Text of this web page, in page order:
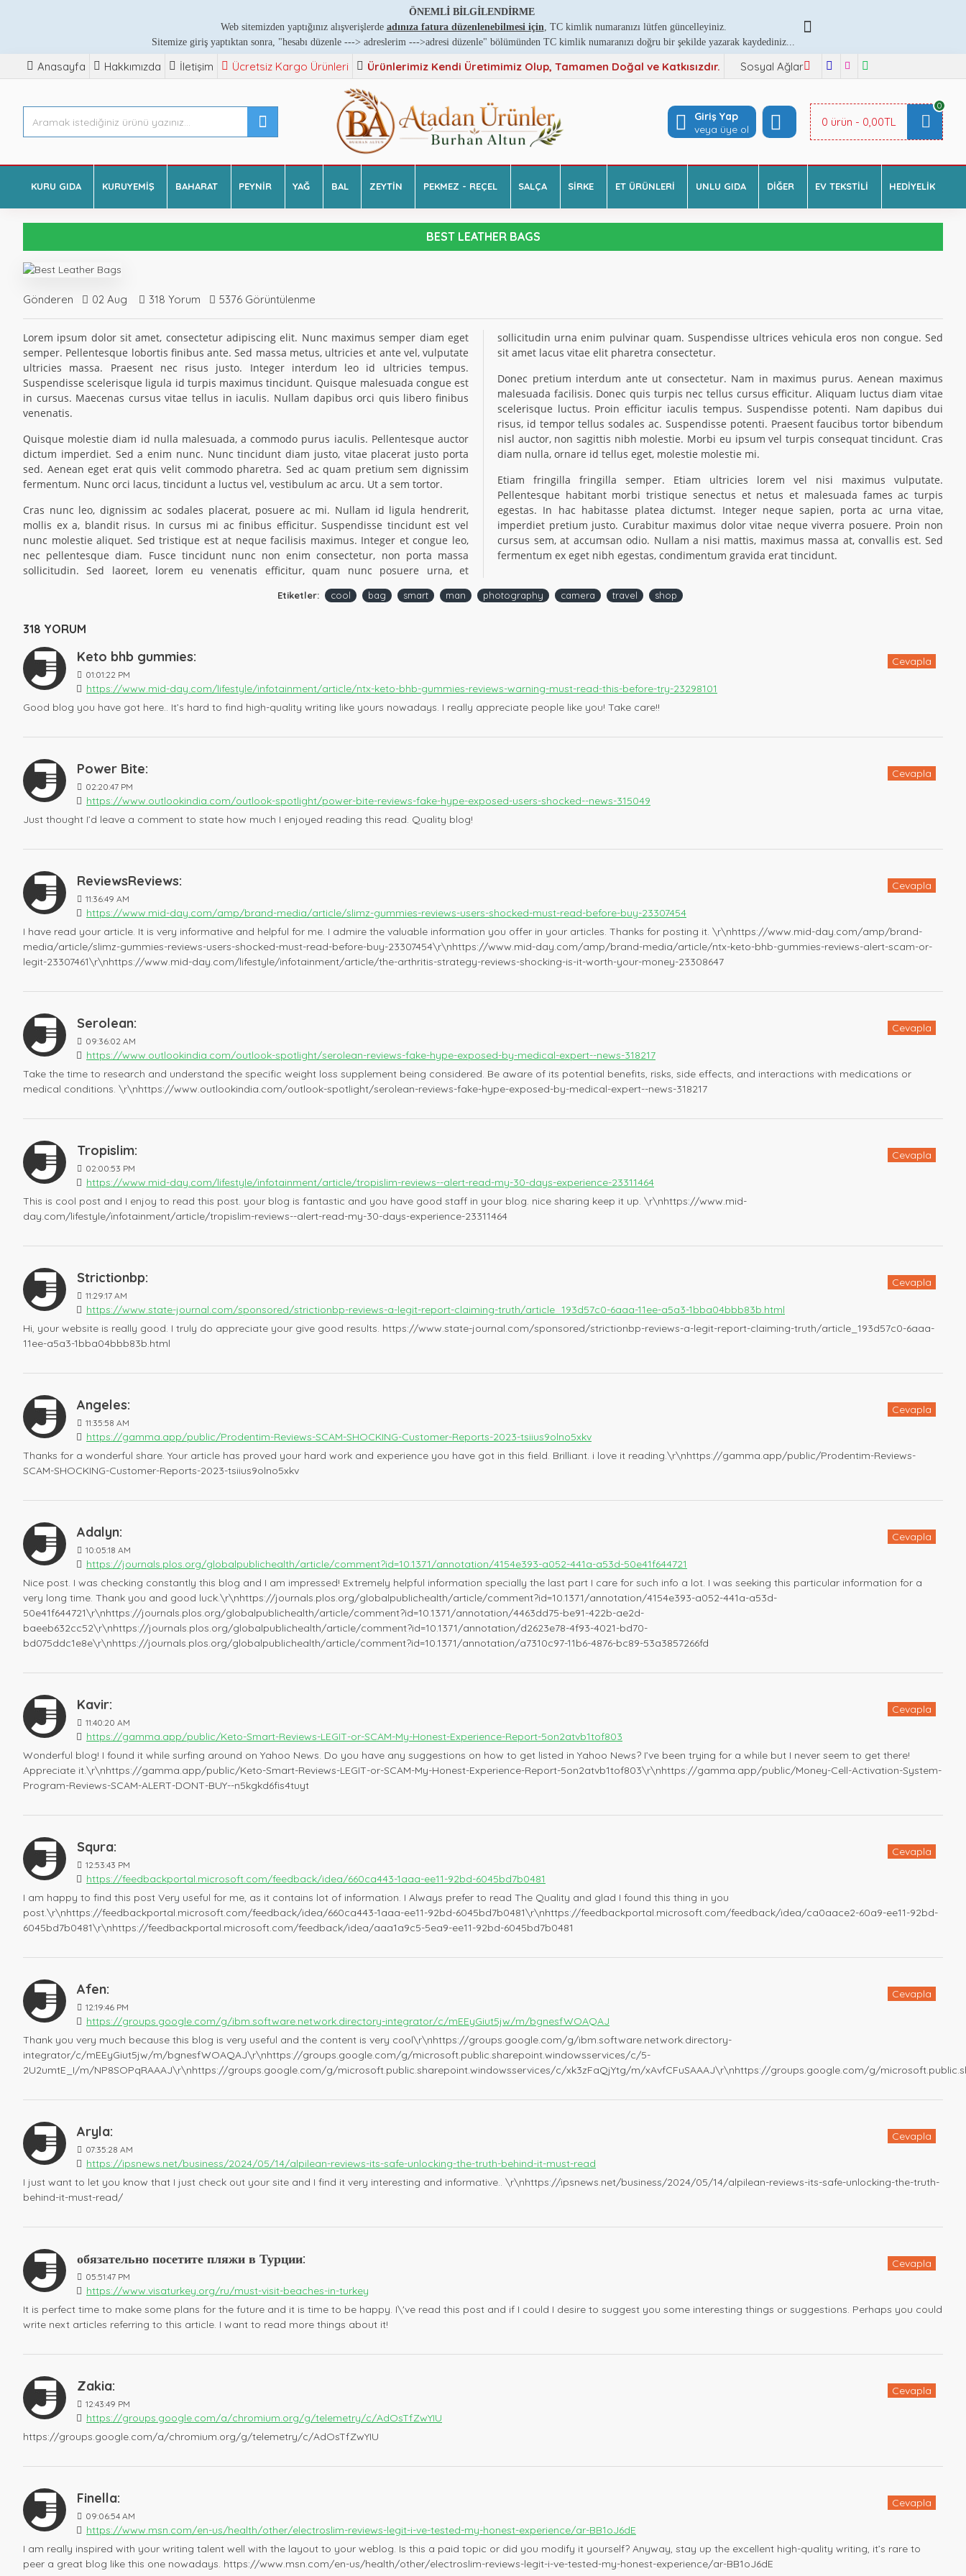
ÖNEMLİ BİLGİLENDİRME
Web sitemizden yaptığınız alışverişlerde adınıza fatura düzenlenebilmesi için, TC kimlik numaranızı lütfen güncelleyiniz.
Sitemize giriş yaptıktan sonra, "hesabı düzenle ---> adreslerim --->adresi düzenle" bölümünden TC kimlik numaranızı doğru bir şekilde yazarak kaydediniz...
Anasayfa Hakkımızda İletişim Ücretsiz Kargo Ürünleri Ürünlerimiz Kendi Üretimimiz Olup, Tamamen Doğal ve Katkısızdır. Sosyal Ağlar
Giriş Yap
veya üye ol
0 ürün - 0,00TL
0
KURU GIDA KURUYEMIŞ BAHARAT PEYNIR YAĞ BAL ZEYTIN PEKMEZ - REÇEL SALÇA SIRKE ET ÜRÜNLERI UNLU GIDA DIĞER EV TEKSTILI HEDIYELIK
BEST LEATHER BAGS
Gönderen 02 Aug 318 Yorum 5376 Görüntülenme
Lorem ipsum dolor sit amet, consectetur adipiscing elit. Nunc maximus semper diam eget
semper. Pellentesque lobortis finibus ante. Sed massa metus, ultricies et ante vel, vulputate
ultricies massa. Praesent nec risus justo. Integer interdum leo id ultricies tempus.
Suspendisse scelerisque ligula id turpis maximus tincidunt. Quisque malesuada congue est
in cursus. Maecenas cursus vitae tellus in iaculis. Nullam dapibus orci quis libero finibus
venenatis.
Quisque molestie diam id nulla malesuada, a commodo purus iaculis. Pellentesque auctor
dictum imperdiet. Sed a enim nunc. Nunc tincidunt diam justo, vitae placerat justo porta
sed. Aenean eget erat quis velit commodo pharetra. Sed ac quam pretium sem dignissim
fermentum. Nunc orci lacus, tincidunt a luctus vel, vestibulum ac arcu. Ut a sem tortor.
Cras nunc leo, dignissim ac sodales placerat, posuere ac mi. Nullam id ligula hendrerit,
mollis ex a, blandit risus. In cursus mi ac finibus efficitur. Suspendisse tincidunt est vel
nunc molestie aliquet. Sed tristique est at neque facilisis maximus. Integer et congue leo,
nec pellentesque diam. Fusce tincidunt nunc non enim consectetur, non porta massa
sollicitudin. Sed laoreet, lorem eu venenatis efficitur, quam nunc posuere urna, et
sollicitudin urna enim pulvinar quam. Suspendisse ultrices vehicula eros non congue. Sed
sit amet lacus vitae elit pharetra consectetur.
Donec pretium interdum ante ut consectetur. Nam in maximus purus. Aenean maximus
malesuada facilisis. Donec quis turpis nec tellus cursus efficitur. Aliquam luctus diam vitae
scelerisque luctus. Proin efficitur iaculis tempus. Suspendisse potenti. Nam dapibus dui
risus, id tempor tellus sodales ac. Suspendisse potenti. Praesent faucibus tortor bibendum
nisl auctor, non sagittis nibh molestie. Morbi eu ipsum vel turpis consequat tincidunt. Cras
diam nulla, ornare id tellus eget, molestie molestie mi.
Etiam fringilla fringilla semper. Etiam ultricies lorem vel nisi maximus vulputate.
Pellentesque habitant morbi tristique senectus et netus et malesuada fames ac turpis
egestas. In hac habitasse platea dictumst. Integer neque sapien, porta ac urna vitae,
imperdiet pretium justo. Curabitur maximus dolor vitae neque viverra posuere. Proin non
cursus sem, at accumsan odio. Nullam a nisi mattis, maximus massa at, convallis est. Sed
fermentum ex eget nibh egestas, condimentum gravida erat tincidunt.
Etiketler: cool bag smart man photography camera travel shop
318 YORUM
Keto bhb gummies:
01:01:22 PM
https://www.mid-day.com/lifestyle/infotainment/article/ntx-keto-bhb-gummies-reviews-warning-must-read-this-before-try-23298101
Cevapla
Good blog you have got here.. It’s hard to find high-quality writing like yours nowadays. I really appreciate people like you! Take care!!
Power Bite:
02:20:47 PM
https://www.outlookindia.com/outlook-spotlight/power-bite-reviews-fake-hype-exposed-users-shocked--news-315049
Cevapla
Just thought I’d leave a comment to state how much I enjoyed reading this read. Quality blog!
ReviewsReviews:
11:36:49 AM
https://www.mid-day.com/amp/brand-media/article/slimz-gummies-reviews-users-shocked-must-read-before-buy-23307454
Cevapla
I have read your article. It is very informative and helpful for me. I admire the valuable information you offer in your articles. Thanks for posting it. \r\nhttps://www.mid-day.com/amp/brand-
media/article/slimz-gummies-reviews-users-shocked-must-read-before-buy-23307454\r\nhttps://www.mid-day.com/amp/brand-media/article/ntx-keto-bhb-gummies-reviews-alert-scam-or-
legit-23307461\r\nhttps://www.mid-day.com/lifestyle/infotainment/article/the-arthritis-strategy-reviews-shocking-is-it-worth-your-money-23308647
Serolean:
09:36:02 AM
https://www.outlookindia.com/outlook-spotlight/serolean-reviews-fake-hype-exposed-by-medical-expert--news-318217
Cevapla
Take the time to research and understand the specific weight loss supplement being considered. Be aware of its potential benefits, risks, side effects, and interactions with medications or
medical conditions. \r\nhttps://www.outlookindia.com/outlook-spotlight/serolean-reviews-fake-hype-exposed-by-medical-expert--news-318217
Tropislim:
02:00:53 PM
https://www.mid-day.com/lifestyle/infotainment/article/tropislim-reviews--alert-read-my-30-days-experience-23311464
Cevapla
This is cool post and I enjoy to read this post. your blog is fantastic and you have good staff in your blog. nice sharing keep it up. \r\nhttps://www.mid-
day.com/lifestyle/infotainment/article/tropislim-reviews--alert-read-my-30-days-experience-23311464
Strictionbp:
11:29:17 AM
https://www.state-journal.com/sponsored/strictionbp-reviews-a-legit-report-claiming-truth/article_193d57c0-6aaa-11ee-a5a3-1bba04bbb83b.html
Cevapla
Hi, your website is really good. I truly do appreciate your give good results. https://www.state-journal.com/sponsored/strictionbp-reviews-a-legit-report-claiming-truth/article_193d57c0-6aaa-
11ee-a5a3-1bba04bbb83b.html
Angeles:
11:35:58 AM
https://gamma.app/public/Prodentim-Reviews-SCAM-SHOCKING-Customer-Reports-2023-tsiius9olno5xkv
Cevapla
Thanks for a wonderful share. Your article has proved your hard work and experience you have got in this field. Brilliant. i love it reading.\r\nhttps://gamma.app/public/Prodentim-Reviews-
SCAM-SHOCKING-Customer-Reports-2023-tsiius9olno5xkv
Adalyn:
10:05:18 AM
https://journals.plos.org/globalpublichealth/article/comment?id=10.1371/annotation/4154e393-a052-441a-a53d-50e41f644721
Cevapla
Nice post. I was checking constantly this blog and I am impressed! Extremely helpful information specially the last part I care for such info a lot. I was seeking this particular information for a
very long time. Thank you and good luck.\r\nhttps://journals.plos.org/globalpublichealth/article/comment?id=10.1371/annotation/4154e393-a052-441a-a53d-
50e41f644721\r\nhttps://journals.plos.org/globalpublichealth/article/comment?id=10.1371/annotation/4463dd75-be91-422b-ae2d-
baeeb632cc52\r\nhttps://journals.plos.org/globalpublichealth/article/comment?id=10.1371/annotation/d2623e78-4f93-4021-bd70-
bd075ddc1e8e\r\nhttps://journals.plos.org/globalpublichealth/article/comment?id=10.1371/annotation/a7310c97-11b6-4876-bc89-53a3857266fd
Kavir:
11:40:20 AM
https://gamma.app/public/Keto-Smart-Reviews-LEGIT-or-SCAM-My-Honest-Experience-Report-5on2atvb1tof803
Cevapla
Wonderful blog! I found it while surfing around on Yahoo News. Do you have any suggestions on how to get listed in Yahoo News? I’ve been trying for a while but I never seem to get there!
Appreciate it.\r\nhttps://gamma.app/public/Keto-Smart-Reviews-LEGIT-or-SCAM-My-Honest-Experience-Report-5on2atvb1tof803\r\nhttps://gamma.app/public/Money-Cell-Activation-System-
Program-Reviews-SCAM-ALERT-DONT-BUY--n5kgkd6fis4tuyt
Squra:
12:53:43 PM
https://feedbackportal.microsoft.com/feedback/idea/660ca443-1aaa-ee11-92bd-6045bd7b0481
Cevapla
I am happy to find this post Very useful for me, as it contains lot of information. I Always prefer to read The Quality and glad I found this thing in you
post.\r\nhttps://feedbackportal.microsoft.com/feedback/idea/660ca443-1aaa-ee11-92bd-6045bd7b0481\r\nhttps://feedbackportal.microsoft.com/feedback/idea/ca0aace2-60a9-ee11-92bd-
6045bd7b0481\r\nhttps://feedbackportal.microsoft.com/feedback/idea/aaa1a9c5-5ea9-ee11-92bd-6045bd7b0481
Afen:
12:19:46 PM
https://groups.google.com/g/ibm.software.network.directory-integrator/c/mEEyGiut5jw/m/bgnesfWOAQAJ
Cevapla
Thank you very much because this blog is very useful and the content is very cool\r\nhttps://groups.google.com/g/ibm.software.network.directory-
integrator/c/mEEyGiut5jw/m/bgnesfWOAQAJ\r\nhttps://groups.google.com/g/microsoft.public.sharepoint.windowsservices/c/5-
2U2umtE_I/m/NP8SOPqRAAAJ\r\nhttps://groups.google.com/g/microsoft.public.sharepoint.windowsservices/c/xk3zFaQjYtg/m/xAvfCFuSAAAJ\r\nhttps://groups.google.com/g/
Aryla:
07:35:28 AM
https://ipsnews.net/business/2024/05/14/alpilean-reviews-its-safe-unlocking-the-truth-behind-it-must-read
Cevapla
I just want to let you know that I just check out your site and I find it very interesting and informative.. \r\nhttps://ipsnews.net/business/2024/05/14/alpilean-reviews-its-safe-unlocking-the-truth-
behind-it-must-read/
обязательно посетите пляжи в Турции:
05:51:47 PM
https://www.visaturkey.org/ru/must-visit-beaches-in-turkey
Cevapla
It is perfect time to make some plans for the future and it is time to be happy. I\'ve read this post and if I could I desire to suggest you some interesting things or suggestions. Perhaps you could
write next articles referring to this article. I want to read more things about it!
Zakia:
12:43:49 PM
https://groups.google.com/a/chromium.org/g/telemetry/c/AdOsTfZwYIU
Cevapla
https://groups.google.com/a/chromium.org/g/telemetry/c/AdOsTfZwYIU
Finella:
09:06:54 AM
https://www.msn.com/en-us/health/other/electroslim-reviews-legit-i-ve-tested-my-honest-experience/ar-BB1oJ6dE
Cevapla
I am really inspired with your writing talent well with the layout to your weblog. Is this a paid topic or did you modify it yourself? Anyway, stay up the excellent high-quality writing, it’s rare to
peer a great blog like this one nowadays. https://www.msn.com/en-us/health/other/electroslim-reviews-legit-i-ve-tested-my-honest-experience/ar-BB1oJ6dE